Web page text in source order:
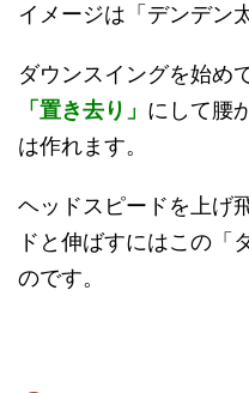
イメージは「デンデン
ダウンスイングを始め
「置き去り」 にして腰
は作れます。
ヘッドスピードを上げ
ドと伸ばすにはこの「
のです。